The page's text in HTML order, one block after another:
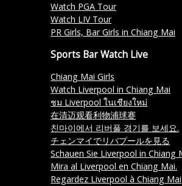
Watch PGA Tour
Watch LIV Tour
PR Girls, Bar Girls in Chiang Mai
Sports Bar Watch Live
Chiang Mai Girls
Watch Liverpool in Chiang Mai
ชม Liverpool ในเชียงใหม่
在清迈观看利物浦球赛
친마이에서 리버풀 경기를 보세요.
チェンマイでリバプールを見る
Schauen Sie Liverpool in Chiang
Mira al Liverpool en Chiang Mai.
Regardez Liverpool à Chiang Mai